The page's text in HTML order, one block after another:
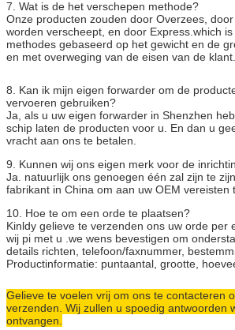
7. Wat is de het verschepen methode?
Onze producten zouden door Overzees,
worden verscheept, en door Express.which
methodes gebaseerd op het gewicht en de
en met overweging van de eisen van de klant.
8. Kan ik mijn eigen forwarder om de
vervoeren gebruiken?
Ja, als u uw eigen forwarder in Shenzhen
schip laten de producten voor u. En dan u
vracht aan ons te betalen.
9. Kunnen wij ons eigen merk voor de
Ja. natuurlijk ons genoegen één zal zijn te
fabrikant in China om aan uw OEM vereisten
10. Hoe te om een orde te plaatsen?
Kinldy gelieve te verzenden ons uw orde per
wij pi met u .we wens bevestigen om
details richten, telefoon/faxnummer,
Productinformatie: puntaantal, grootte,
Gelieve te voelen vrij om ons te contacteren
verzenden. Wij zullen u spoedig antwoorden
ontvangen.